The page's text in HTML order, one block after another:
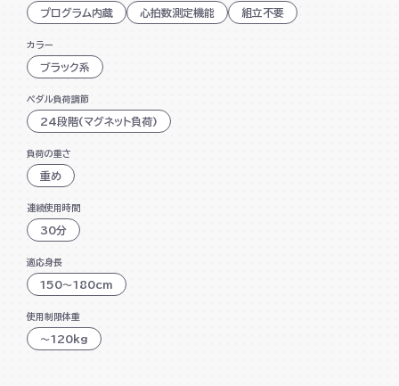
踏み外しを防止するペダルバンド付
ハンドルの高さを調節可能
心拍数測定可能
タブレットトレー付
USB電源搭載
プログラム内蔵 心拍数測定機能 組立不要
カラー
ブラック系
ペダル負荷調節
24段階(マグネット負荷)
負荷の重さ
重め
連続使用時間
30分
適応身長
150～180cm
使用制限体重
～120kg